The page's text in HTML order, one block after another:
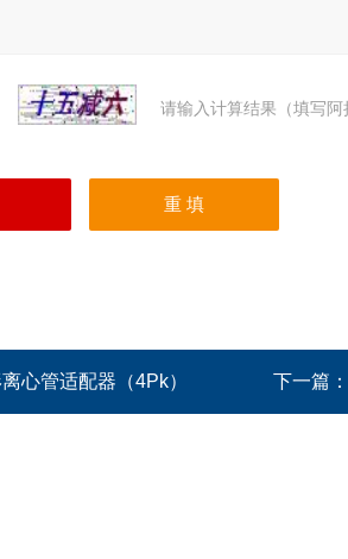
请输入计算结果（填写
心管适配器（4Pk） 下一篇：